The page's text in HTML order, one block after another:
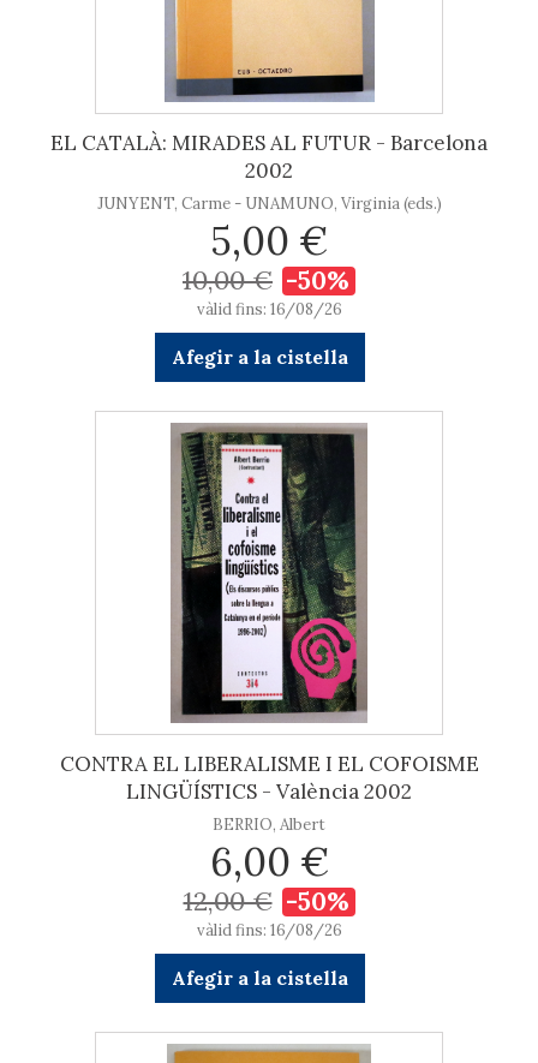
EL CATALÀ: MIRADES AL FUTUR - Barcelona
2002
JUNYENT, Carme - UNAMUNO, Virginia (eds.)
5,00 €
10,00 € -50%
vàlid fins: 16/08/26
Afegir a la cistella
CONTRA EL LIBERALISME I EL COFOISME
LINGÜÍSTICS - València 2002
BERRIO, Albert
6,00 €
12,00 € -50%
vàlid fins: 16/08/26
Afegir a la cistella